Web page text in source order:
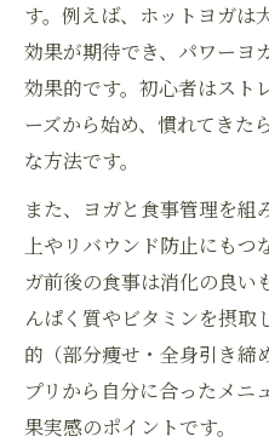
す。例えば、ホットヨガは
効果が期待でき、パワーヨ
効果的です。初心者はスト
ーズから始め、慣れてきた
な方法です。
また、ヨガと食事管理を組
上やリバウンド防止にもつ
ガ前後の食事は消化の良い
んぱく質やビタミンを摂取
的（部分痩せ・全身引き締
プリから自分に合ったメニ
果実感のポイントです。